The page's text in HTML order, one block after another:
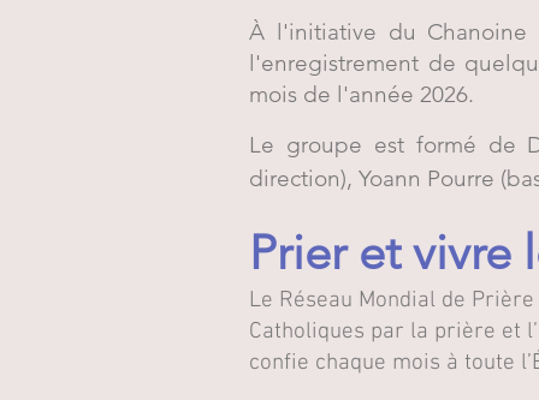
À l'initiative du
l'enregistrement de
mois de l'année 2026.
Le groupe est formé de
direction), Yoann Pourre
Prier et vivre
Le Réseau Mondial de
Catholiques par la prière et
confie chaque mois à toute